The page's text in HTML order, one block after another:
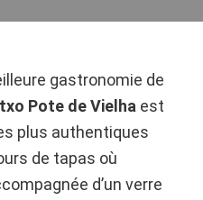
gastronomie de
Pote de Vielha est
plus authentiques
de tapas où
d’un verre